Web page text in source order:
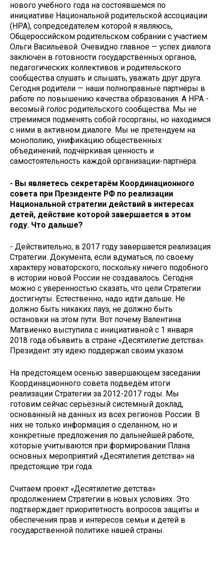
нового учебного года на состоявшемся по
инициативе Национальной родительской ассоциации
(НРА), сопредседателем которой я являюсь,
Общероссийском родительском собрании с участием
Ольги Васильевой. Очевидно главное — успех диалога
заключён в готовности государственных органов,
педагогических коллективов и родительского
сообщества слушать и слышать, уважать друг друга.
Сегодня родители — наши полноправные партнёры в
работе по повышению качества образования. А НРА -
весомый голос родительского сообщества. Мы не
стремимся подменять собой госорганы, но находимся
с ними в активном диалоге. Мы не претендуем на
монополию, унификацию общественных
объединений, подчёркивая ценность и
самостоятельность каждой организации-партнёра.
- Вы являетесь секретарём Координационного
совета при Президенте РФ по реализации
Национальной стратегии действий в интересах
детей, действие которой завершается в этом
году. Что дальше?
- Действительно, в 2017 году завершается реализация
Стратегии. Документа, если вдуматься, по своему
характеру новаторского, поскольку ничего подобного
в истории новой России не создавалось. Сегодня
можно с уверенностью сказать, что цели Стратегии
достигнуты. Естественно, надо идти дальше. Не
должно быть никаких пауз, не должно быть
остановки на этом пути. Вот почему Валентина
Матвиенко выступила с инициативной с 1 января
2018 года объявить в стране «Десятилетие детства».
Президент эту идею поддержал своим указом.
На предстоящем осенью завершающем заседании
Координационного совета подведём итоги
реализации Стратегии за 2012-2017 годы. Мы
готовим сейчас серьёзный системный доклад,
основанный на данных из всех регионов России. В
них не только информация о сделанном, но и
конкретные предложения по дальнейшей работе,
которые учитываются при формировании Плана
основных мероприятий «Десятилетия детства» на
предстоящие три года.
Считаем проект «Десятилетие детства»
продолжением Стратегии в новых условиях. Это
подтверждает приоритетность вопросов защиты и
обеспечения прав и интересов семьи и детей в
государственной политике нашей страны.